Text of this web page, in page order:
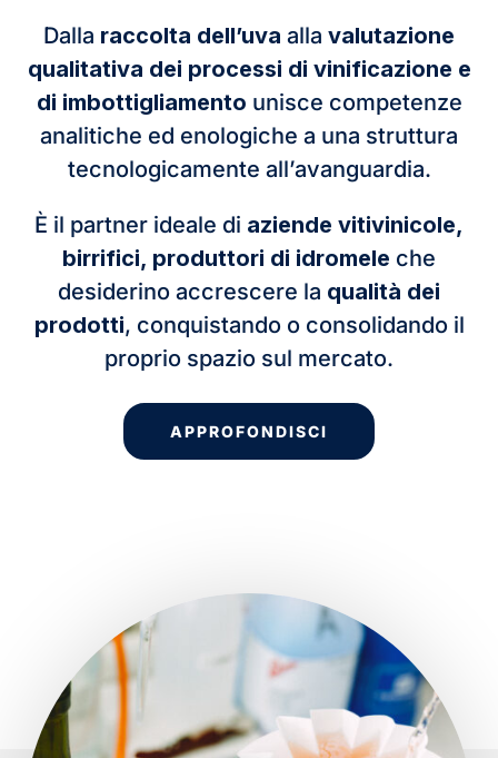
Dalla raccolta dell’uva alla valutazione
qualitativa dei processi di vinificazione e
di imbottigliamento unisce competenze
analitiche ed enologiche a una struttura
tecnologicamente all’avanguardia.
È il partner ideale di aziende vitivinicole,
birrifici, produttori di idromele che
desiderino accrescere la qualità dei
prodotti, conquistando o consolidando il
proprio spazio sul mercato.
APPROFONDISCI